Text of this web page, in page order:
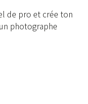
de pro et crée ton
photographe